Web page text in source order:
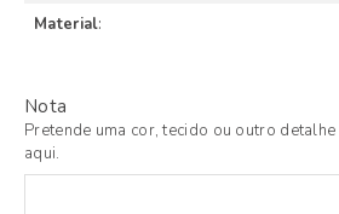
Material:
Nota
Pretende uma cor, tecido ou outro
aqui.